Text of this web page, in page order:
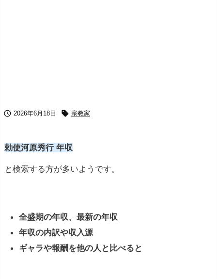
 2026年6月18日  宗教家
勅使河原秀行 年収
と検索する方が多いようです。
全盛期の年収、最新の年収
年収の内訳や収入源
ギャラや報酬を他の人と比べると